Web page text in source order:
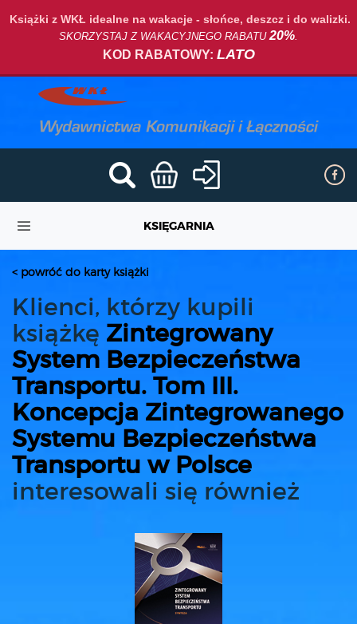
Książki z WKŁ idealne na wakacje - słońce, deszcz i do walizki.
SKORZYSTAJ Z WAKACYJNEGO RABATU20%.
KOD RABATOWY: LATO
KSIĘGARNIA
< powróć do karty książki
Klienci, którzy kupili
książkę Zintegrowany
System Bezpieczeństwa
Transportu. Tom III.
Koncepcja Zintegrowanego
Systemu Bezpieczeństwa
Transportu w Polsce
interesowali się również